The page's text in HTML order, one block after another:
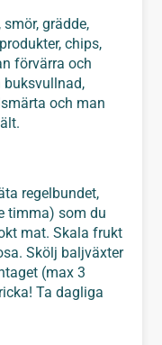
grädde,
chips,
förvärra och
och man
regelbundet,
timma) som du
mat. Skala frukt
Skölj baljväxter
(max 3
Ta dagliga